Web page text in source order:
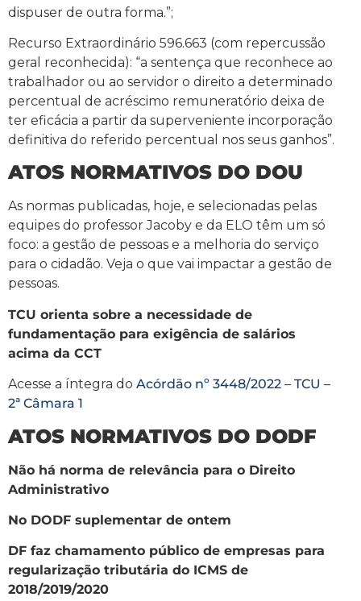
dispuser de outra forma.”;
Recurso Extraordinário 596.663 (com repercussão
geral reconhecida): “a sentença que reconhece ao
trabalhador ou ao servidor o direito a determinado
percentual de acréscimo remuneratório deixa de
ter eficácia a partir da superveniente incorporação
definitiva do referido percentual nos seus ganhos”.
ATOS NORMATIVOS DO DOU
As normas publicadas, hoje, e selecionadas pelas
equipes do professor Jacoby e da ELO têm um só
foco: a gestão de pessoas e a melhoria do serviço
para o cidadão. Veja o que vai impactar a gestão de
pessoas.
TCU orienta sobre a necessidade de
fundamentação para exigência de salários
acima da CCT
Acesse a íntegra do Acórdão nº 3448/2022 – TCU –
2ª Câmara 1
ATOS NORMATIVOS DO DODF
Não há norma de relevância para o Direito
Administrativo
No DODF suplementar de ontem
DF faz chamamento público de empresas para
regularização tributária do ICMS de
2018/2019/2020